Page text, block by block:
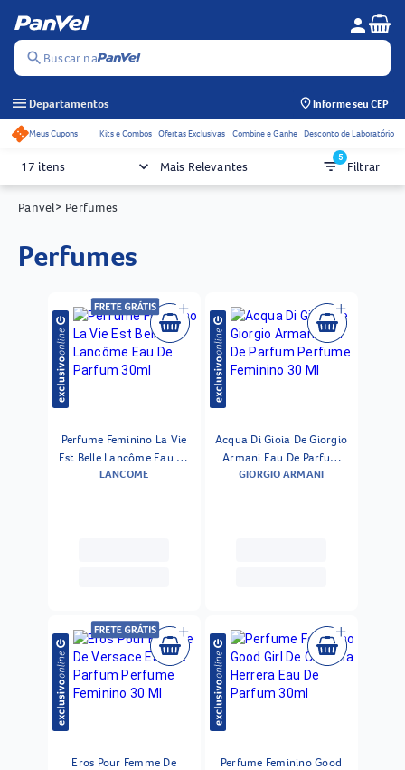
search Buscar na
Menu do
person
menu Departamentos Informe seu CEP
Acessos rápidos do cabeçalho
Meus Cupons Kits e Combos Ofertas Exclusivas Combine e Ganhe Desconto de Laboratório
17 itens keyboard_arrow_down Mais Relevantes filter_list5
Filtrar
Panvel> Perfumes
perfumes
Perfume Feminino La Vie
Est Belle Lancôme Eau De
Parfum 30ml
LANCOME
Acqua Di Gioia De Giorgio
Armani Eau De Parfum
Perfume Feminino 30 Ml
GIORGIO ARMANI
Eros Pour Femme De
Perfume Feminino Good